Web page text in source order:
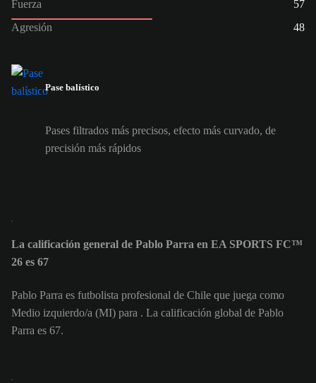
Fuerza
57
Agresión
48
Pase balístico
Pases filtrados más precisos, efecto más curvado, de
precisión más rápidos
La calificación general de Pablo Parra en EA SPORTS FC™
26 es 67
Pablo Parra es futbolista profesional de Chile que juega como
Medio izquierdo/a (MI) para . La calificación global de Pablo
Parra es 67.